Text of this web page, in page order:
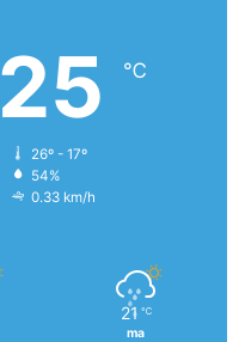
25 ℃
26º - 17º
54%
0.33 km/h
21 ℃
ma